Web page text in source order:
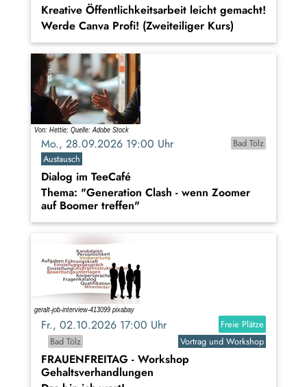
Kreative Öffentlichkeitsarbeit leicht gemacht!
Werde Canva Profi! (Zweiteiliger Kurs)
Mo., 28.09.2026 19:00 Uhr
Bad Tölz
Austausch
Dialog im TeeCafé
Thema: "Generation Clash - wenn Zoomer
auf Boomer treffen"
Fr., 02.10.2026 17:00 Uhr
Freie Plätze
Bad Tölz
Vortrag und Workshop
FRAUENFREITAG - Workshop
Gehaltsverhandlungen